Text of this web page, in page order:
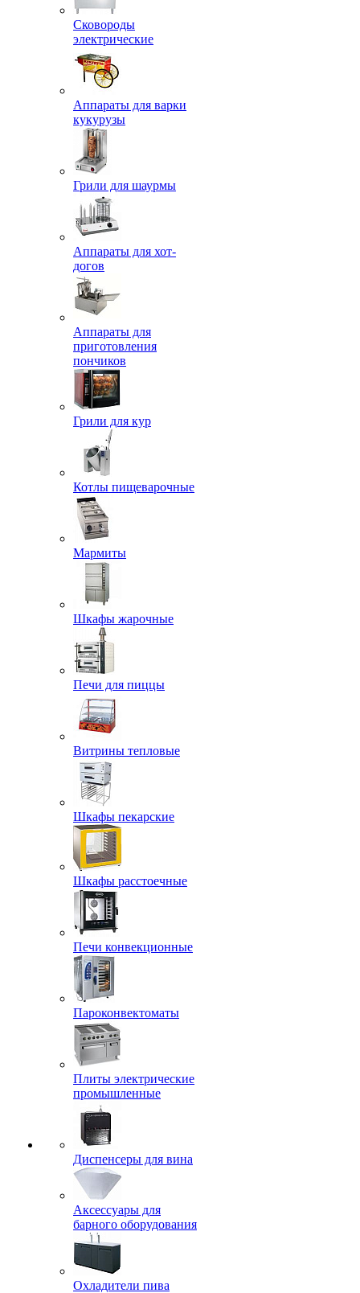
Сковороды
электрические
Аппараты для варки
кукурузы
Грили для шаурмы
Аппараты для хот-
догов
Аппараты для
приготовления
пончиков
Грили для кур
Котлы пищеварочные
Мармиты
Шкафы жарочные
Печи для пиццы
Витрины тепловые
Шкафы пекарские
Шкафы расстоечные
Печи конвекционные
Пароконвектоматы
Плиты электрические
промышленные
Диспенсеры для вина
Аксессуары для
барного оборудования
Охладители пива